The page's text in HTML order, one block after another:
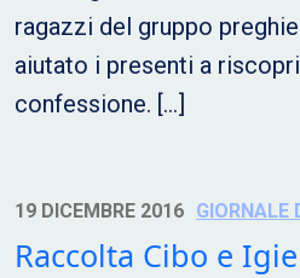
ragazzi del gruppo
aiutato i presenti a
confessione. […]
19 DICEMBRE 2016 GIORNALE
Raccolta Cibo e